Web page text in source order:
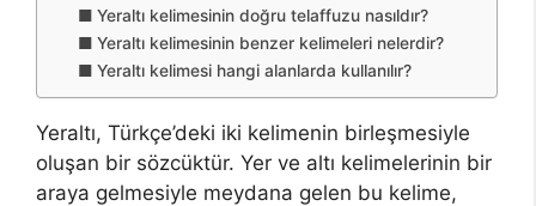
Yeraltı kelimesinin doğru telaffuzu nasıldır?
Yeraltı kelimesinin benzer kelimeleri nelerdir?
Yeraltı kelimesi hangi alanlarda kullanılır?
Yeraltı, Türkçe’deki iki kelimenin birleşmesiyle
oluşan bir sözcüktür. Yer ve altı kelimelerinin bir
araya gelmesiyle meydana gelen bu kelime,